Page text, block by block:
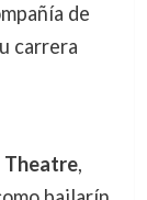
de
carrera
,